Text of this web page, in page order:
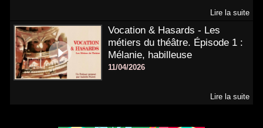
Lire la suite
Vocation & Hasards - Les
métiers du théâtre. Épisode 1 :
Mélanie, habilleuse
11/04/2026
Lire la suite